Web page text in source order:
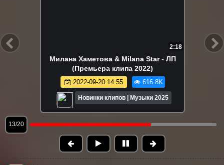
2:18
Милана Хаметова & Milana Star - ЛП
(Премьера клипа 2022)
2022-09-20 14:55 616.8K
Новинки клипов | Музыки 2025
13/20